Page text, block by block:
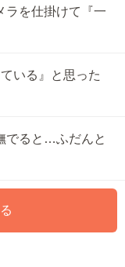
を仕掛けて『一
いる』と思った
でると…ふだんと